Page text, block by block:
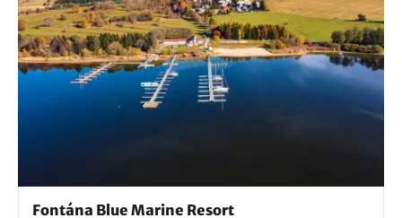
Fontána Blue Marine Resort